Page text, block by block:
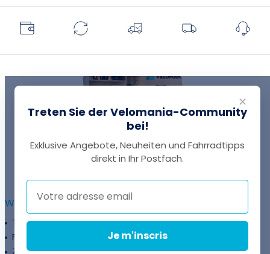
EINE FRAGE?
WEITERFÜHRENDE INFORMATIONEN :
Treueprogramm
Unternehmen
Finanzierung
Treueprogramm
Zahlungsflexibilität
Fahrradanpassung
✕
Treten Sie der Velomania-Community
bei!
Exklusive Angebote, Neuheiten und Fahrradtipps
direkt in Ihr Postfach.
Je m'inscris